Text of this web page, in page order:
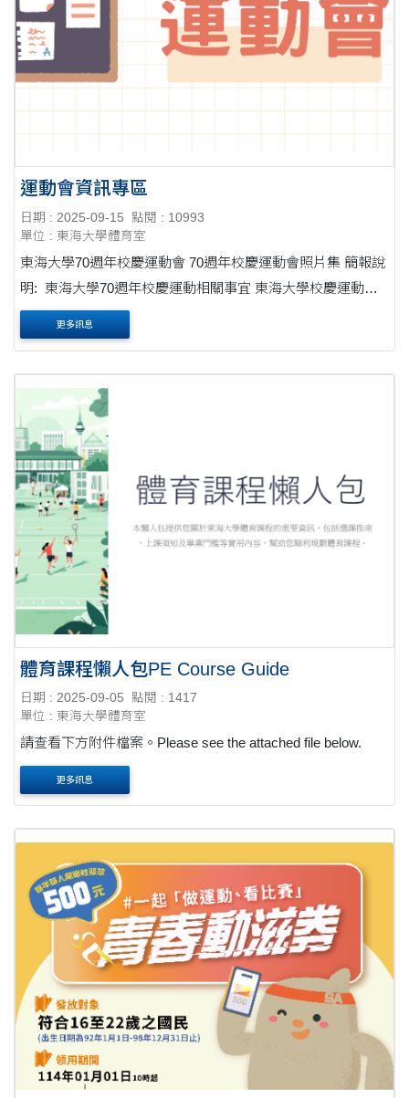
運動會資訊專區
日期 : 2025-09-15
點閱 : 10993
單位 : 東海大學體育室
東海大學70週年校慶運動會 70週年校慶運動會照片集 簡報說
明: 東海大學70週年校慶運動相關事宜 東海大學校慶運動會
更多訊息
體育課程懶人包PE Course Guide
日期 : 2025-09-05
點閱 : 1417
單位 : 東海大學體育室
更多訊息